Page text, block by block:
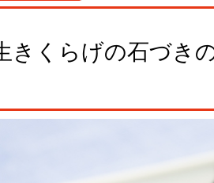
きくらげの石づき